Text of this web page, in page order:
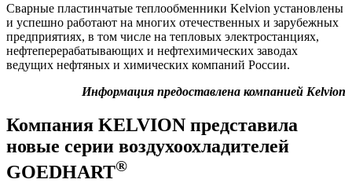
Сварные пластинчатые теплообменники Kelvion установлены
и успешно работают на многих отечественных и зарубежных
предприятиях, в том числе на тепловых электростанциях,
нефтеперерабатывающих и нефтехимических заводах
ведущих нефтяных и химических компаний России.
Информация предоставлена компанией Kelvion
Компания KELVION представила
новые серии воздухоохладителей
GOEDHART®